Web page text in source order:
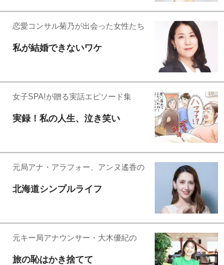
恋愛コンサル菊乃が出会った女性たち
私が結婚できないワケ
女子SPA!が贈る実話エピソード集
実録！私の人生、泣き笑い
元局アナ・アラフォー、アンヌ遙香の
北海道シンプルライフ
元キー局アナウンサー・大木優紀の
旅の恥はかき捨てて